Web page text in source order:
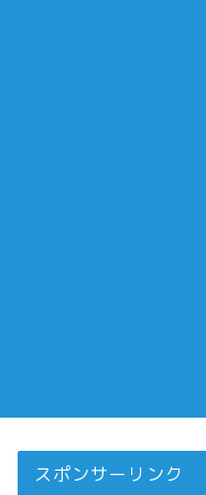
スポンサーリンク